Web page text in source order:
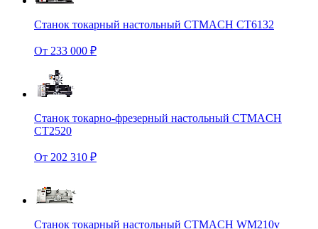
Станок токарный настольный CTMACH CT6132
От 233 000 ₽
Станок токарно-фрезерный настольный CTMACH
CT2520
От 202 310 ₽
Станок токарный настольный CTMACH WM210v